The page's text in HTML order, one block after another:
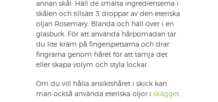
annan skål. Häll de smälta ingredienserna i
skålen och tillsätt 3 droppar av den eteriska
oljan Rosemary. Blanda och häll över i en
glasburk. För att använda hårpomadan tar
du lite kräm på fingerspetsarna och drar
fingrarna genom håret för att tämja det
eller skapa volym och styla lockar.
Om du vill hålla ansiktshåret i skick kan
man också använda eteriska oljor i skägget.